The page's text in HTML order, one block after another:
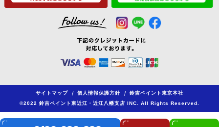
サイトマップ / 個人情報保護方針 /
鈴吉ペイント東京本社
©2022 鈴吉ペイント東近江・近江八幡支店 INC. All Rights Reserved.